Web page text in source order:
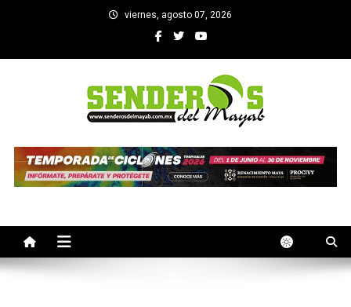
viernes, agosto 07, 2026
SENDEROS DEL MAYAB